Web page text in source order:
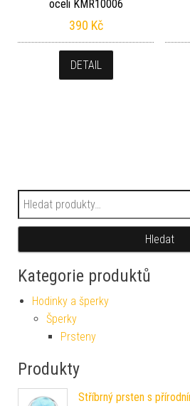
oceli KMR10006
390 Kč
DETAIL
Hledat:
Hledat
Kategorie produktů
Hodinky a šperky
Šperky
Prsteny
Produkty
Stříbrný prsten s